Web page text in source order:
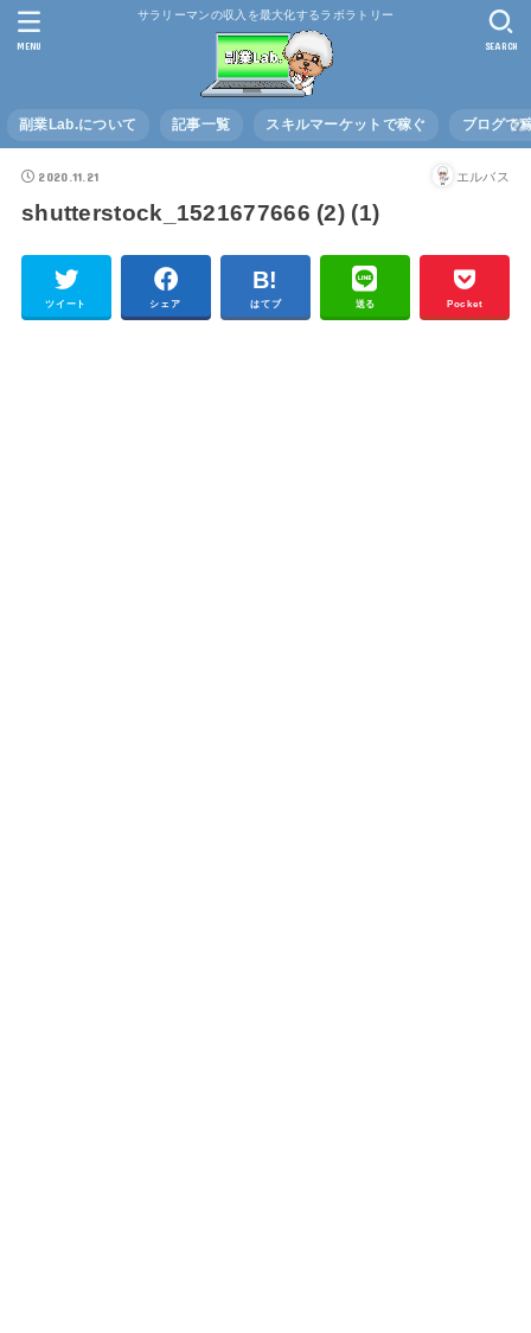
サラリーマンの収入を最大化するラボラトリー
副業Lab.について 記事一覧 スキルマーケットで稼ぐ ブログで
SEARCH
MENU
2020.11.21 エルバス
shutterstock_1521677666 (2) (1)
ツイート シェア はてブ 送る Pocket